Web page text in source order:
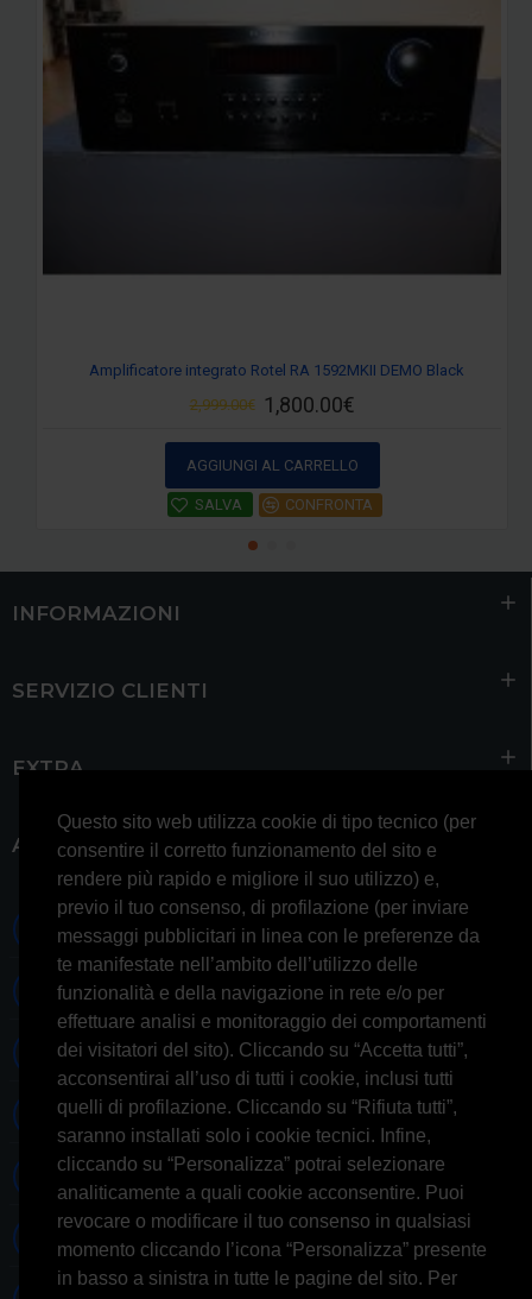
Questo sito web utilizza cookie di tipo tecnico (per
consentire il corretto funzionamento del sito e
rendere più rapido e migliore il suo utilizzo) e,
previo il tuo consenso, di profilazione (per inviare
messaggi pubblicitari in linea con le preferenze da
te manifestate nell’ambito dell’utilizzo delle
funzionalità e della navigazione in rete e/o per
effettuare analisi e monitoraggio dei comportamenti
dei visitatori del sito). Cliccando su “Accetta tutti”,
acconsentirai all’uso di tutti i cookie, inclusi tutti
quelli di profilazione. Cliccando su “Rifiuta tutti”,
saranno installati solo i cookie tecnici. Infine,
cliccando su “Personalizza” potrai selezionare
analiticamente a quali cookie acconsentire. Puoi
revocare o modificare il tuo consenso in qualsiasi
momento cliccando l’icona “Personalizza” presente
in basso a sinistra in tutte le pagine del sito. Per
Amplificatore integrato Rotel RA 1592MKII DEMO Black
1,800.00€
2,999.00€
AGGIUNGI AL CARRELLO
SALVA CONFRONTA
INFORMAZIONI
SERVIZIO CLIENTI
EXTRA
ACCOUNT
0697245677 0697245678
Whatsapp 3314433674
Informazioni generiche
Informazioni commerciali
Informazioni tecniche